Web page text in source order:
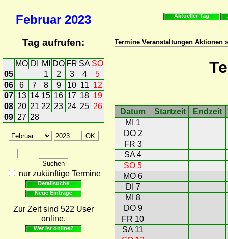
Februar 2023
Tag aufrufen:
MO DI MI DO FR SA SO
05
1 2 3 4
5
06
6 7 8 9 10 11 12
07 13 14 15 16 17 18 19
08 20 21 22 23 24 25 26
09 27 28
nur zukünftige Termine
Detailsuche
Neue Einträge
Zur Zeit sind 522 User
online.
Wer ist online?
Aktueller Tag
Termine Veranstaltungen Aktionen
Datum Startzeit
Endzeit
MI 1
DO 2
FR 3
SA 4
SO 5
MO 6
DI 7
MI 8
DO 9
FR 10
SA 11